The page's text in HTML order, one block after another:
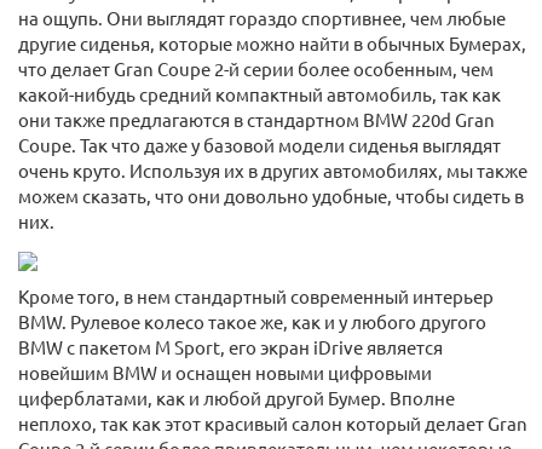
на ощупь. Они выглядят гораздо спортивнее, чем любые
другие сиденья, которые можно найти в обычных Бумерах,
что делает Gran Coupe 2-й серии более особенным, чем
какой-нибудь средний компактный автомобиль, так как
они также предлагаются в стандартном BMW 220d Gran
Coupe. Так что даже у базовой модели сиденья выглядят
очень круто. Используя их в других автомобилях, мы также
можем сказать, что они довольно удобные, чтобы сидеть в
них.
Кроме того, в нем стандартный современный интерьер
BMW. Рулевое колесо такое же, как и у любого другого
BMW с пакетом M Sport, его экран iDrive является
новейшим BMW и оснащен новыми цифровыми
циферблатами, как и любой другой Бумер. Вполне
неплохо, так как этот красивый салон который делает Gran